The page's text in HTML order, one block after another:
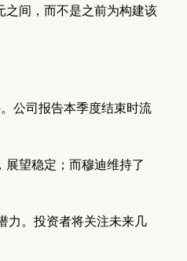
间，而不是之前为构建该
公司报告本季度结束时流
望稳定；而穆迪维持了
力。投资者将关注未来几